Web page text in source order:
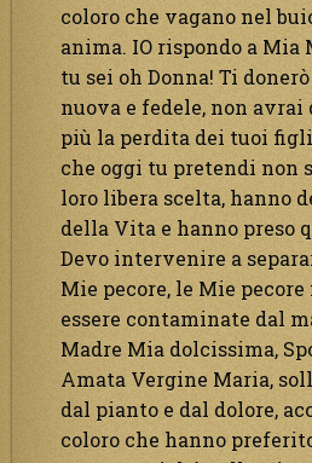
coloro che vagano nel
anima. IO rispondo a Mia
tu sei oh Donna! Ti
nuova e fedele, non avrai
più la perdita dei tuoi
che oggi tu pretendi non
loro libera scelta, hanno
della Vita e hanno preso
Devo intervenire a
Mie pecore, le Mie
essere contaminate dal
Madre Mia dolcissima,
Amata Vergine Maria,
dal pianto e dal dolore,
coloro che hanno